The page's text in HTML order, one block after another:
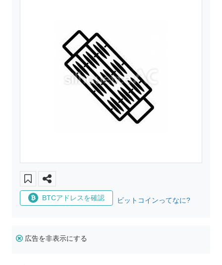
BTCアドレスを確認 ビットコインってなに?
広告を非表示にする